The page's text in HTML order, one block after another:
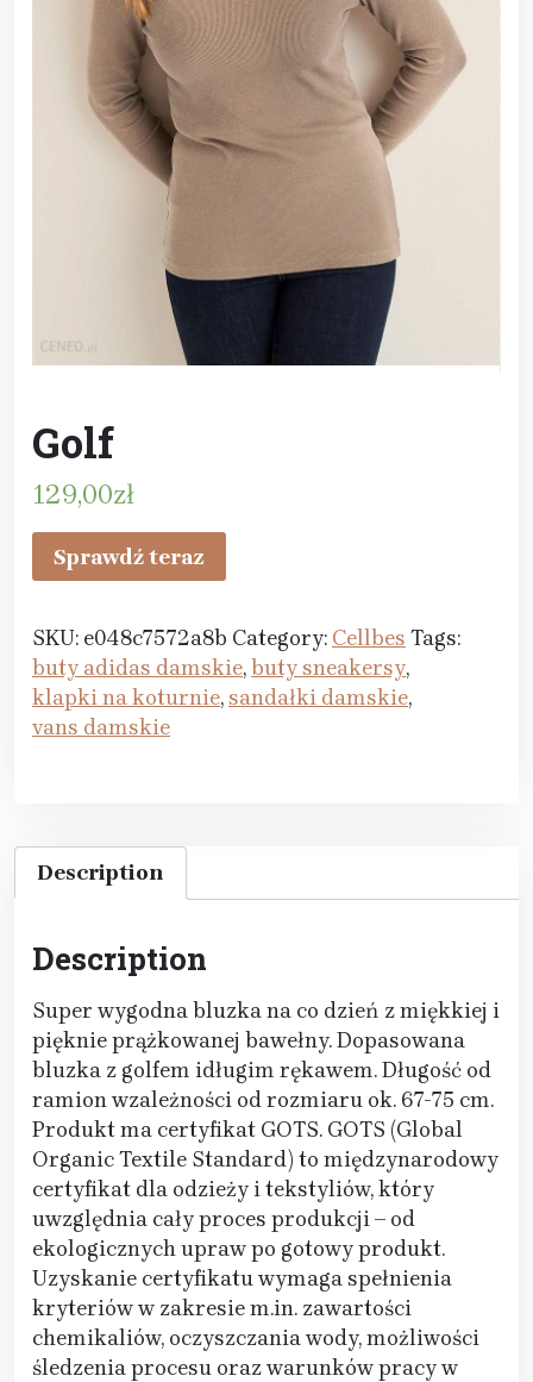
Golf
129,00zł
Sprawdź teraz
SKU: e048c7572a8b Category: Cellbes Tags:
buty adidas damskie,buty sneakersy,
klapki na koturnie,sandałki damskie,
vans damskie
Description
Description
Super wygodna bluzka na co dzień z miękkiej i
pięknie prążkowanej bawełny. Dopasowana
bluzka z golfem idługim rękawem. Długość od
ramion wzależności od rozmiaru ok. 67-75 cm.
Produkt ma certyfikat GOTS. GOTS (Global
Organic Textile Standard) to międzynarodowy
certyfikat dla odzieży i tekstyliów, który
uwzględnia cały proces produkcji – od
ekologicznych upraw po gotowy produkt.
Uzyskanie certyfikatu wymaga spełnienia
kryteriów w zakresie m.in. zawartości
chemikaliów, oczyszczania wody, możliwości
śledzenia procesu oraz warunków pracy w